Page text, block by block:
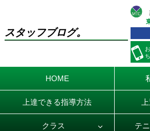
スタッフブログ。
HOME
上達できる指導方法
クラス テ